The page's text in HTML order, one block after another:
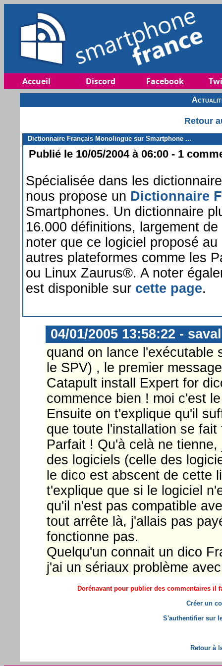
Accueil Discord Facebook
Retour
Dictionnaire Français Monolingue sur Smartphone ...
Publié le 10/05/2004 à 06:00 - 1
Spécialisée dans les
nous propose un Dictionnaire
Smartphones. Un dictionnaire
16.000 définitions, largement
noter que ce logiciel proposé
autres plateformes comme les
ou Linux Zaurus®. A noter
est disponible sur cette page.
04/01/2005 13:58:22 -
quand on lance l'exécutable
le SPV) , le premier
Catapult install Expert for
commence bien ! moi c'est
Ensuite on t'explique qu'il
que toute l'installation se fait
Parfait ! Qu'à celà ne
des logiciels (celle des
le dico est abscent de cette
t'explique que si le logiciel
qu'il n'est pas compatible
tout arrête là, j'allais pas
fonctionne pas.
Quelqu'un connait un dico
j'ai un sériaux problème
Dorénavant pour publier des commentaires il
Créer un
S'authentifier sur
Retour à